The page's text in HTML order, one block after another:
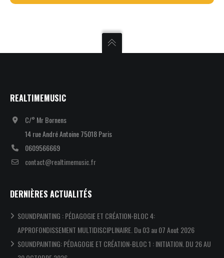
REALTIMEMUSIC
C/° Mr Bornens
14 rue André Antoine 75018 Paris
0609566669
contact@realtimemusic.fr
DERNIÈRES ACTUALITÉS
SOUNDPAINTING : PÉDAGOGIE ET CRÉATION-BLOC 4:
APPROFONDISSEMENT MULTIDISCIPLINAIRE. Du 03 au 07 Aout 2026
SOUNDPAINTING: PÉDAGOGIE ET CRÉATION-BLOC 1 : INITIATION. DU 26 AU